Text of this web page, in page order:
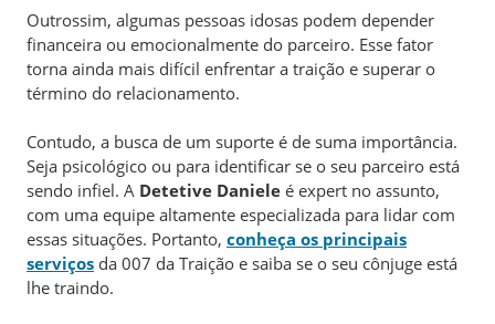
Outrossim, algumas pessoas idosas podem depender
financeira ou emocionalmente do parceiro. Esse fator
torna ainda mais difícil enfrentar a traição e superar o
término do relacionamento.
Contudo, a busca de um suporte é de suma importância.
Seja psicológico ou para identificar se o seu parceiro está
sendo infiel. A Detetive Daniele é expert no assunto,
com uma equipe altamente especializada para lidar com
essas situações. Portanto, conheça os principais
serviços da 007 da Traição e saiba se o seu cônjuge está
lhe traindo.